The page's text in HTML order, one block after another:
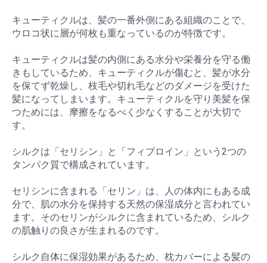
キューティクルは、髪の一番外側にある組織のことで、
ウロコ状に層が何枚も重なっているのが特徴です。
キューティクルは髪の内側にある水分や栄養分を守る働
きもしているため、キューティクルが傷むと、髪が水分
を保てず乾燥し、枝毛や切れ毛などのダメージを受けた
髪になってしまいます。キューティクルを守り美髪を保
つためには、摩擦をなるべく少なくすることが大切で
す。
シルクは「セリシン」と「フィブロイン」という2つの
タンパク質で構成されています。
セリシンに含まれる「セリン」は、人の体内にもある成
分で、肌の水分を保持する天然の保湿成分と言われてい
ます。そのセリンがシルクに含まれているため、シルク
の肌触りの良さが生まれるのです。
シルク自体に保湿効果があるため、枕カバーによる髪の